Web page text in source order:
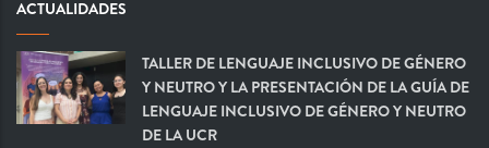
ACTUALIDADES
TALLER DE LENGUAJE INCLUSIVO DE GÉNERO
Y NEUTRO Y LA PRESENTACIÓN DE LA GUÍA DE
LENGUAJE INCLUSIVO DE GÉNERO Y NEUTRO
DE LA UCR